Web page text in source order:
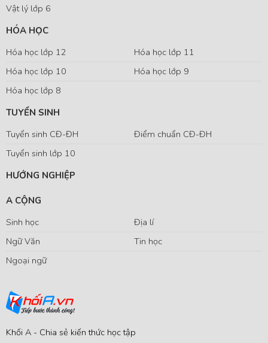
Vật lý lớp 6
HÓA HỌC
Hóa học lớp 12
Hóa học lớp 11
Hóa học lớp 10
Hóa học lớp 9
Hóa học lớp 8
TUYỂN SINH
Tuyển sinh CĐ-ĐH
Điểm chuẩn CĐ-ĐH
Tuyển sinh lớp 10
HƯỚNG NGHIỆP
A CỘNG
Sinh học
Địa lí
Ngữ Văn
Tin học
Ngoại ngữ
Khối A - Chia sẻ kiến thức học tập